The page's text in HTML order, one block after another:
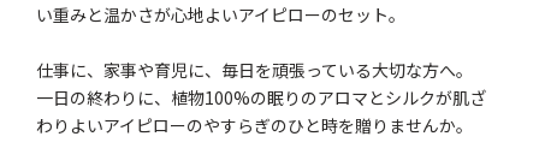
い重みと温かさが心地よいアイピローのセット。
仕事に、家事や育児に、毎日を頑張っている大切な方へ。
一日の終わりに、植物100%の眠りのアロマとシルクが肌ざ
わりよいアイピローのやすらぎのひと時を贈りませんか。